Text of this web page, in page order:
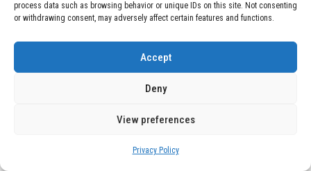
process data such as browsing behavior or unique IDs on this site. Not consenting
or withdrawing consent, may adversely affect certain features and functions.
Accept
Deny
View preferences
Privacy Policy
04 BLOG December 24, 2025
de Ancianos de Pensilvania Deja al
Menos Dos Víctimas Fatales